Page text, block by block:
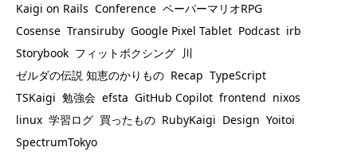
Kaigi on Rails Conference ペーパーマリオRPG
Cosense Transiruby Google Pixel Tablet Podcast irb
Storybook フィットボクシング 川
ゼルダの伝説 知恵のかりもの Recap TypeScript
TSKaigi 勉強会 efsta GitHub Copilot frontend nixos
linux 学習ログ 買ったもの RubyKaigi Design Yoitoi
SpectrumTokyo